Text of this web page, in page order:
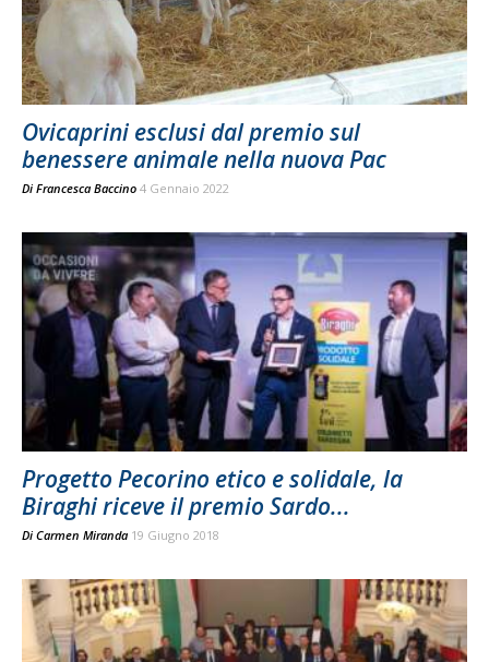
Ovicaprini esclusi dal premio sul
benessere animale nella nuova Pac
Di Francesca Baccino 4 Gennaio 2022
Progetto Pecorino etico e solidale, la
Biraghi riceve il premio Sardo...
Di Carmen Miranda 19 Giugno 2018